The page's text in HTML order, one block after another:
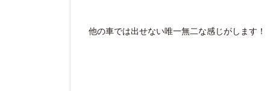
他の車では出せない唯一無二な感じがします！